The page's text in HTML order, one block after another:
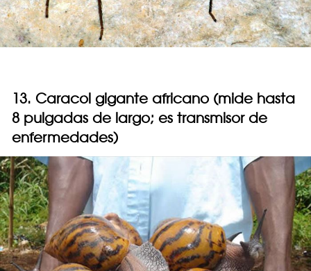
13. Caracol gigante africano (mide hasta
8 pulgadas de largo; es transmisor de
enfermedades)